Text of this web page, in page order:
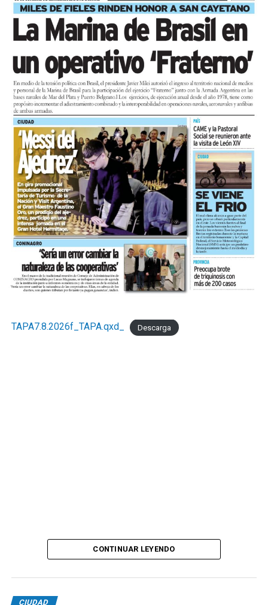
TAPA7.8.2026f_TAPA.qxd_ Descarga
CONTINUAR LEYENDO
CIUDAD